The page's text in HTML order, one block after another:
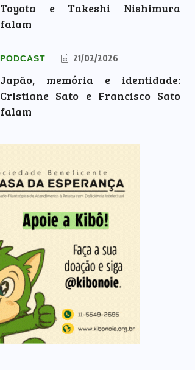
Toyota e Takeshi Nishimura
falam
PODCAST 21/02/2026
Japão, memória e identidade:
Cristiane Sato e Francisco Sato
falam